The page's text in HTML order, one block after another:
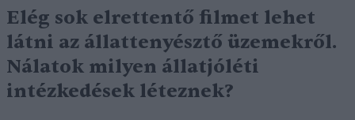
Elég sok elrettentő filmet lehet
látni az állattenyésztő üzemekről.
Nálatok milyen állatjóléti
intézkedések léteznek?